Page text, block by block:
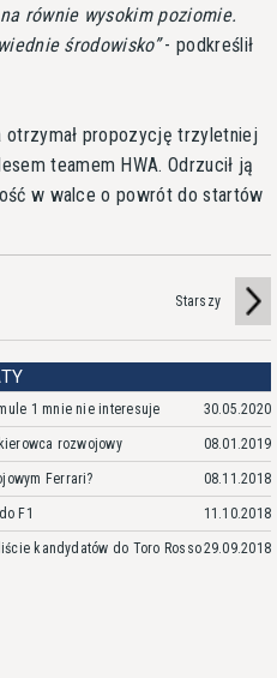
równie wysokim poziomie.
środowisko - podkreślił
otrzymał propozycję trzyletniej
teamem HWA. Odrzucił ją
w walce o powrót do startów
Starszy
1 mnie nie interesuje 30.05.2020
rozwojowy 08.01.2019
Ferrari? 08.11.2018
F1 11.10.2018
kandydatów do Toro Rosso29.09.2018